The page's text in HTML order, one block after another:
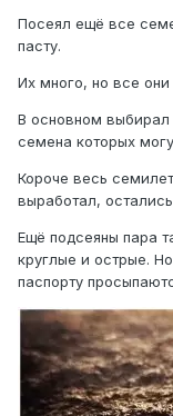
Посеял ещё все
пасту.
Их много, но все они
В основном
семена которых
Короче весь
выработал,
Ещё подсеяны пара
круглые и острые.
паспорту